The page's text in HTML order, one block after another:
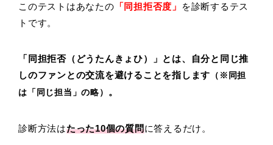
このテストはあなたの 「同担拒否度」
を診断するテス
トです。
「同担拒否（どうたんきょひ）」とは、自分と同じ推
しのファンとの交流を避けることを指します （※同担
は「同じ担当」の略） 。
診断方法はたった10個の質問に答えるだけ。